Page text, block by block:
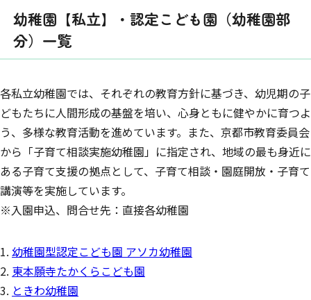
幼稚園【私立】・認定こども園（幼稚園部
分）一覧
各私立幼稚園では、それぞれの教育方針に基づき、幼児期の子
どもたちに人間形成の基盤を培い、心身ともに健やかに育つよ
う、多様な教育活動を進めています。また、京都市教育委員会
から「子育て相談実施幼稚園」に指定され、地域の最も身近に
ある子育て支援の拠点として、子育て相談・園庭開放・子育て
講演等を実施しています。
※入園申込、問合せ先：直接各幼稚園
幼稚園型認定こども園 アソカ幼稚園
東本願寺たかくらこども園
ときわ幼稚園